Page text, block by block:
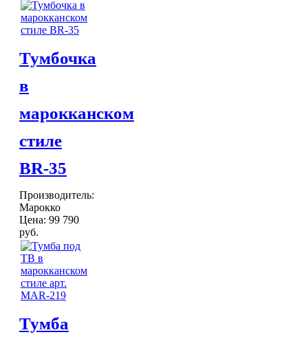
Тумбочка
в
марокканском
стиле
BR-35
Производитель:
Марокко
Цена: 99 790
руб.
Тумба